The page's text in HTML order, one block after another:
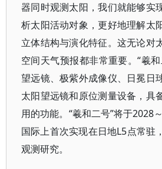
器同时观测太阳，我们就能够实
析太阳活动对象，更好地理解太
立体结构与演化特征。这无论对
空间天气预报都非常重要。“羲
望远镜、极紫外成像仪、日冕日
太阳望远镜和原位测量设备，具
用的功能。“羲和二号”将于2028
国际上首次实现在日地L5点常驻
观测研究。